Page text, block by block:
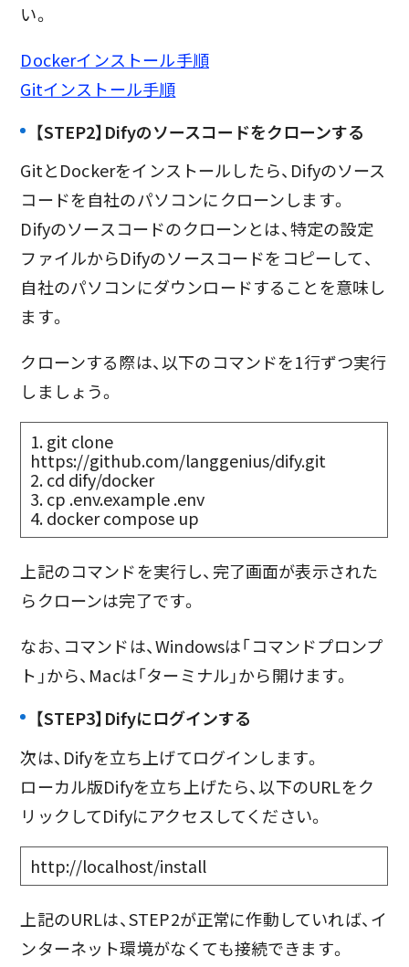
い。
Dockerインストール手順
Gitインストール手順
【STEP2】Difyのソースコードをクローンする
GitとDockerをインストールしたら、Difyのソース
コードを自社のパソコンにクローンします。
Difyのソースコードのクローンとは、特定の設定
ファイルからDifyのソースコードをコピーして、
自社のパソコンにダウンロードすることを意味し
ます。
クローンする際は、以下のコマンドを1行ずつ実行
しましょう。
1. git clone
https://github.com/langgenius/dify.git
2. cd dify/docker
3. cp .env.example .env
4. docker compose up
上記のコマンドを実行し、完了画面が表示された
らクローンは完了です。
なお、コマンドは、Windowsは「コマンドプロンプ
ト」から、Macは「ターミナル」から開けます。
【STEP3】Difyにログインする
次は、Difyを立ち上げてログインします。
ローカル版Difyを立ち上げたら、以下のURLをク
リックしてDifyにアクセスしてください。
http://localhost/install
上記のURLは、STEP2が正常に作動していれば、イ
ンターネット環境がなくても接続できます。